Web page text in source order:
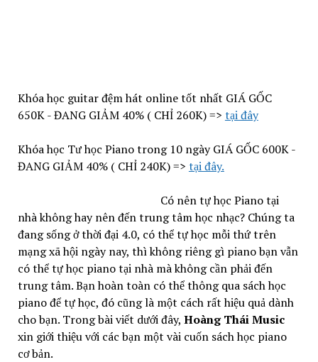
Khóa học guitar đệm hát online tốt nhất GIÁ GỐC
650K - ĐANG GIẢM 40% ( CHỈ 260K) => tại đây
Khóa học Tư học Piano trong 10 ngày GIÁ GỐC 600K -
ĐANG GIẢM 40% ( CHỈ 240K) => tại đây.
Có nên tự học Piano tại
nhà không hay nên đến trung tâm học nhạc? Chúng ta
đang sống ở thời đại 4.0, có thể tự học mỗi thứ trên
mạng xã hội ngày nay, thì không riêng gì piano bạn vẫn
có thể tự học piano tại nhà mà không cần phải đến
trung tâm. Bạn hoàn toàn có thể thông qua sách học
piano để tự học, đó cũng là một cách rất hiệu quả dành
cho bạn. Trong bài viết dưới đây, Hoàng Thái Music
xin giới thiệu với các bạn một vài cuốn sách học piano
cơ bản.